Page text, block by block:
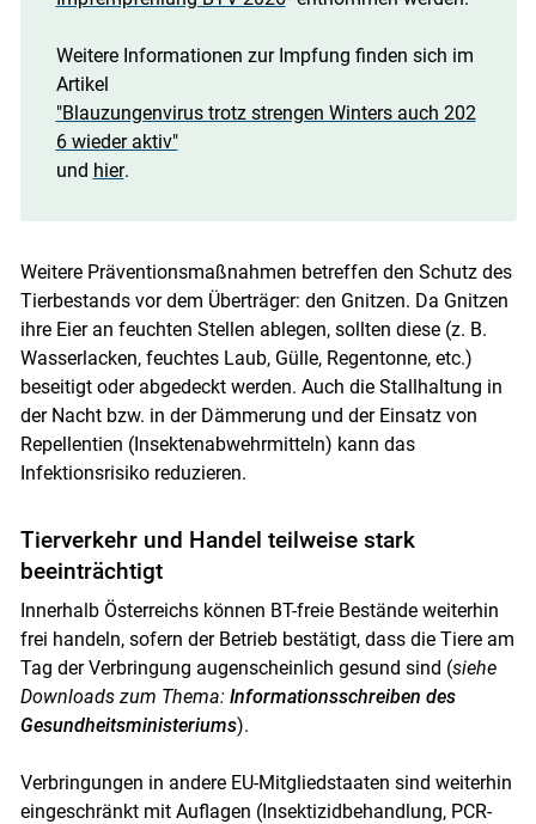
Weitere Informationen zur Impfung finden sich im
Artikel
"Blauzungenvirus trotz strengen Winters auch 202
6 wieder aktiv"
und hier.
Weitere Präventionsmaßnahmen betreffen den Schutz des
Tierbestands vor dem Überträger: den Gnitzen. Da Gnitzen
ihre Eier an feuchten Stellen ablegen, sollten diese (z. B.
Wasserlacken, feuchtes Laub, Gülle, Regentonne, etc.)
beseitigt oder abgedeckt werden. Auch die Stallhaltung in
der Nacht bzw. in der Dämmerung und der Einsatz von
Repellentien (Insektenabwehrmitteln) kann das
Infektionsrisiko reduzieren.
Tierverkehr und Handel teilweise stark
beeinträchtigt
Innerhalb Österreichs können BT-freie Bestände weiterhin
frei handeln, sofern der Betrieb bestätigt, dass die Tiere am
Tag der Verbringung augenscheinlich gesund sind (siehe
Downloads zum Thema: Informationsschreiben des
Gesundheitsministeriums).
Verbringungen in andere EU-Mitgliedstaaten sind weiterhin
eingeschränkt mit Auflagen (Insektizidbehandlung, PCR-